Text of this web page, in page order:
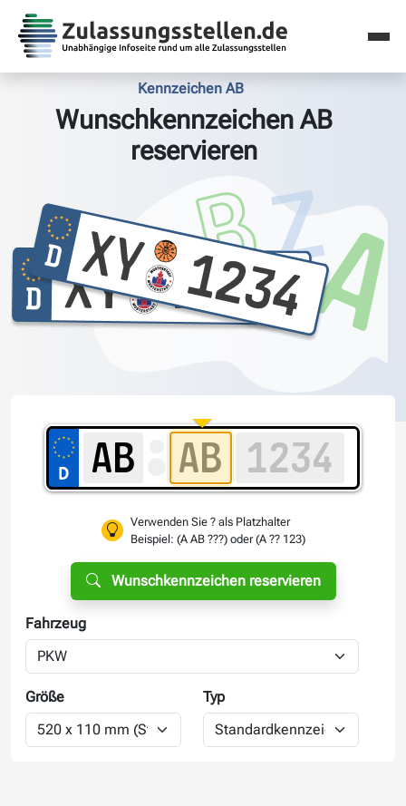
Kennzeichen AB
Wunschkennzeichen AB
reservieren
Verwenden Sie ? als Platzhalter
Beispiel: (A AB ???) oder (A ?? 123)
Wunschkennzeichen reservieren
Fahrzeug
Größe Typ